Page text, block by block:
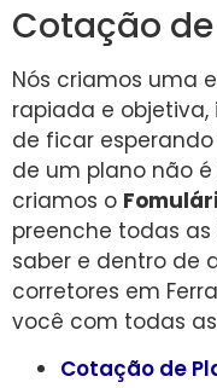
Cotação
Nós criamos uma
rapiada e
de ficar
de um plano não
criamos o
preenche todas
saber e dentro de
corretores em
você com todas
Cotação de